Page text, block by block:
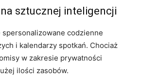
sztucznej inteligencji
codzienne
i kalendarzy spotkań. Chociaż
w zakresie prywatności
ilości zasobów.